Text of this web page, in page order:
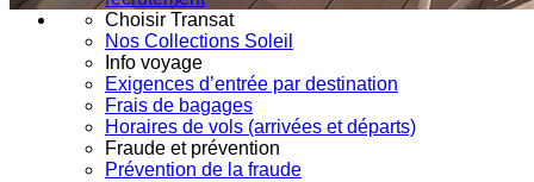
Choisir Transat
Nos Collections Soleil
Info voyage
Exigences d’entrée par destination
Frais de bagages
Horaires de vols (arrivées et départs)
Fraude et prévention
Prévention de la fraude